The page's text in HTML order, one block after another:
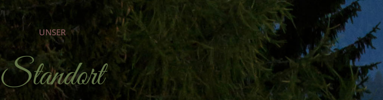
UNSER
Standort